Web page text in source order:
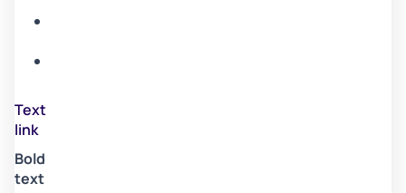
Text
link
Bold
text